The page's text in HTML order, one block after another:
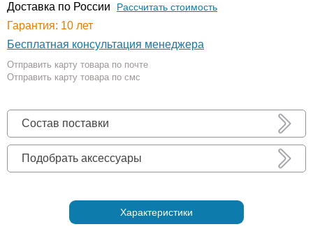
Доставка по России Рассчитать стоимость
Гарантия: 10 лет
Бесплатная консультация менеджера
Отправить карту товара по почте
Отправить карту товара по смс
Состав поставки
Подобрать аксессуары
Характеристики